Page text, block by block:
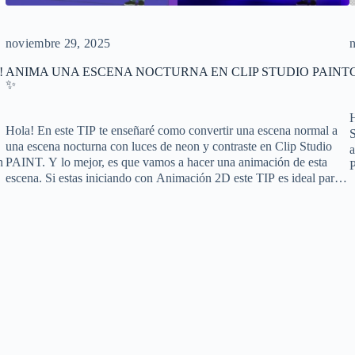
noviembre 29, 2025
ANIMA UNA ESCENA NOCTURNA EN CLIP STUDIO PAINT
✨
Hola! En este TIP te enseñaré como convertir una escena normal a
una escena nocturna con luces de neon y contraste en Clip Studio
PAINT. Y lo mejor, es que vamos a hacer una animación de esta
escena. Si estas iniciando con Animación 2D este TIP es ideal para